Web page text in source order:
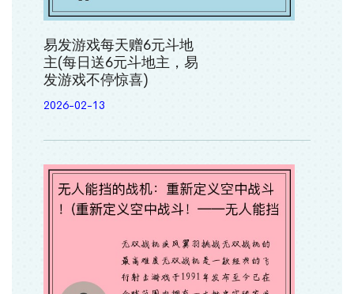
易发游戏每天赠6元斗地
主(每日送6元斗地主，易
发游戏不停惊喜)
2026-02-13